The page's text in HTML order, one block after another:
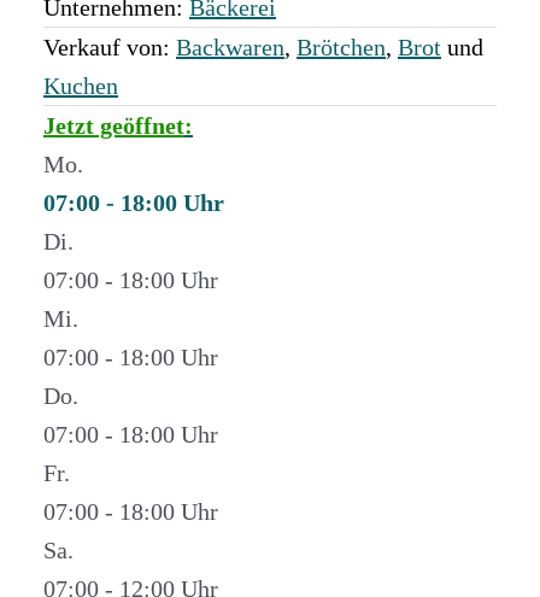
Unternehmen: Bäckerei
Verkauf von: Backwaren, Brötchen, Brot und
Kuchen
Jetzt geöffnet:
Mo.
07:00 - 18:00
Di.
07:00 - 18:00
Mi.
07:00 - 18:00
Do.
07:00 - 18:00
Fr.
07:00 - 18:00
Sa.
07:00 - 12:00